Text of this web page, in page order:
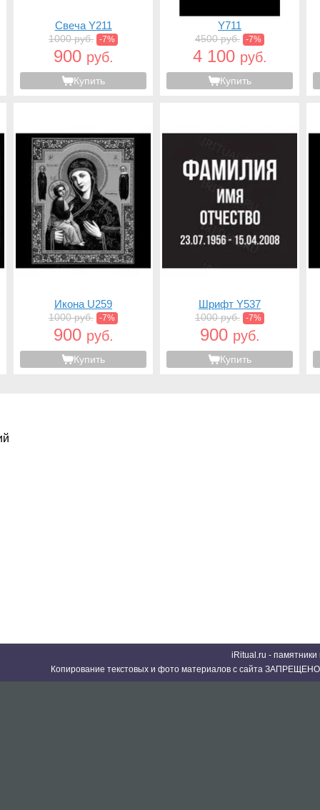
Свеча Y211
1000 руб. -7%
900 руб.
Купить
Y711
4500 руб. -7%
4 100 руб.
Купить
Икона U259
1000 руб. -7%
900 руб.
Купить
Шрифт Y537
1000 руб. -7%
900 руб.
Купить
iRitual.ru -
Копирование текстовых и фото материалов с сайта